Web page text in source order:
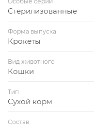
Стерилизованные
Форма выпуска
Крокеты
Вид животного
Кошки
Тип
Сухой корм
Состав